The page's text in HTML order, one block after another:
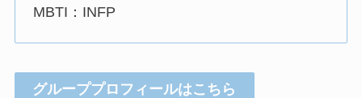
MBTI：INFP
グループプロフィールはこちら